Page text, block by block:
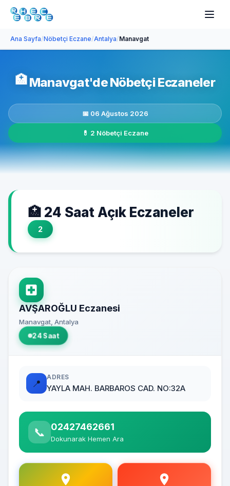
Ana Sayfa/Nöbetçi Eczane/Antalya/Manavgat
🏥Manavgat'de Nöbetçi Eczaneler
📅 06 Ağustos 2026
💊 2 Nöbetçi Eczane
🏥 24 Saat Açık Eczaneler
2
AVŞAROĞLU Eczanesi
Manavgat, Antalya
24 Saat
📍
ADRES
YAYLA MAH. BARBAROS CAD. NO:32A
📞 02427462661
Dokunarak Hemen Ara